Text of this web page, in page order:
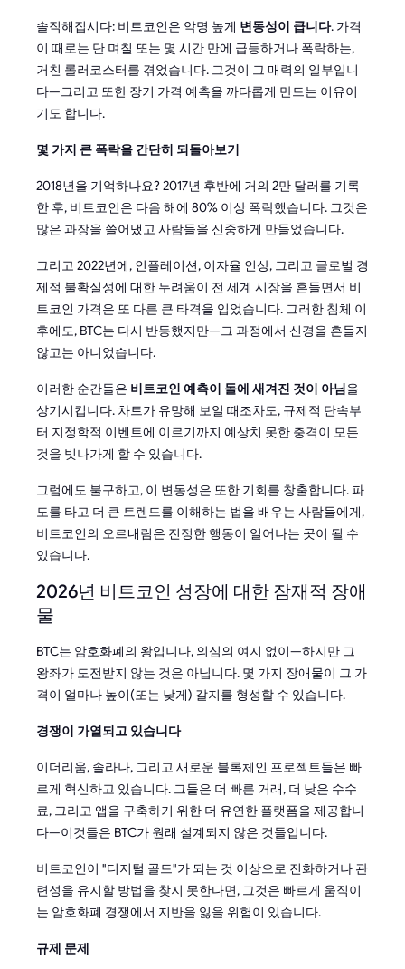
솔직해집시다: 비트코인은 악명 높게 변동성이 큽니다. 가격
이 때로는 단 며칠 또는 몇 시간 만에 급등하거나 폭락하는,
거친 롤러코스터를 겪었습니다. 그것이 그 매력의 일부입니
다—그리고 또한 장기 가격 예측을 까다롭게 만드는 이유이
기도 합니다.
몇 가지 큰 폭락을 간단히 되돌아보기
2018년을 기억하나요? 2017년 후반에 거의 2만 달러를 기록
한 후, 비트코인은 다음 해에 80% 이상 폭락했습니다. 그것은
많은 과장을 쓸어냈고 사람들을 신중하게 만들었습니다.
그리고 2022년에, 인플레이션, 이자율 인상, 그리고 글로벌 경
제적 불확실성에 대한 두려움이 전 세계 시장을 흔들면서 비
트코인 가격은 또 다른 큰 타격을 입었습니다. 그러한 침체 이
후에도, BTC는 다시 반등했지만—그 과정에서 신경을 흔들지
않고는 아니었습니다.
이러한 순간들은 비트코인 예측이 돌에 새겨진 것이 아님을
상기시킵니다. 차트가 유망해 보일 때조차도, 규제적 단속부
터 지정학적 이벤트에 이르기까지 예상치 못한 충격이 모든
것을 빗나가게 할 수 있습니다.
그럼에도 불구하고, 이 변동성은 또한 기회를 창출합니다. 파
도를 타고 더 큰 트렌드를 이해하는 법을 배우는 사람들에게,
비트코인의 오르내림은 진정한 행동이 일어나는 곳이 될 수
있습니다.
2026년 비트코인 성장에 대한 잠재적 장애
물
BTC는 암호화폐의 왕입니다, 의심의 여지 없이—하지만 그
왕좌가 도전받지 않는 것은 아닙니다. 몇 가지 장애물이 그 가
격이 얼마나 높이(또는 낮게) 갈지를 형성할 수 있습니다.
경쟁이 가열되고 있습니다
이더리움, 솔라나, 그리고 새로운 블록체인 프로젝트들은 빠
르게 혁신하고 있습니다. 그들은 더 빠른 거래, 더 낮은 수수
료, 그리고 앱을 구축하기 위한 더 유연한 플랫폼을 제공합니
다—이것들은 BTC가 원래 설계되지 않은 것들입니다.
비트코인이 "디지털 골드"가 되는 것 이상으로 진화하거나 관
련성을 유지할 방법을 찾지 못한다면, 그것은 빠르게 움직이
는 암호화폐 경쟁에서 지반을 잃을 위험이 있습니다.
규제 문제